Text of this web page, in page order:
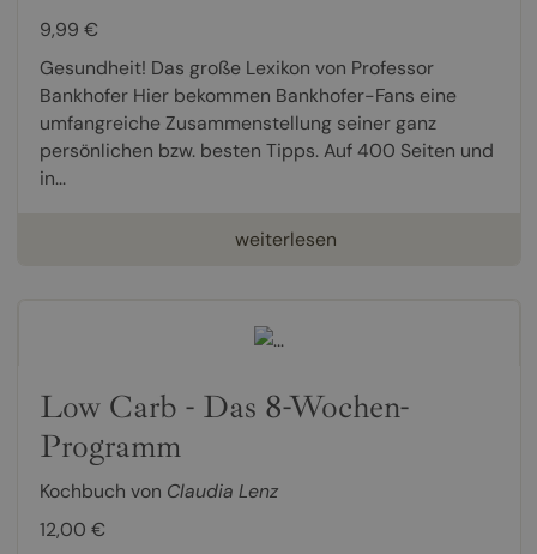
9,99 €
Gesundheit! Das große Lexikon von Professor
Bankhofer Hier bekommen Bankhofer-Fans eine
umfangreiche Zusammenstellung seiner ganz
persönlichen bzw. besten Tipps. Auf 400 Seiten und
in...
weiterlesen
Low Carb - Das 8-Wochen-
Programm
Kochbuch von Claudia Lenz
12,00 €